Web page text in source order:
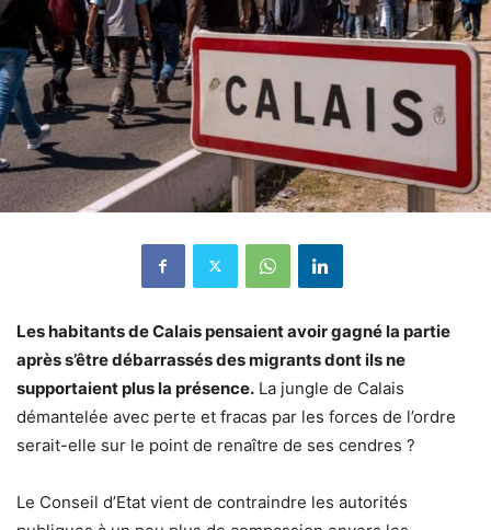
Les habitants de Calais pensaient avoir gagné la partie
après s’être débarrassés des migrants dont ils ne
supportaient plus la présence. La jungle de Calais
démantelée avec perte et fracas par les forces de l’ordre
serait-elle sur le point de renaître de ses cendres ?
Le Conseil d’Etat vient de contraindre les autorités